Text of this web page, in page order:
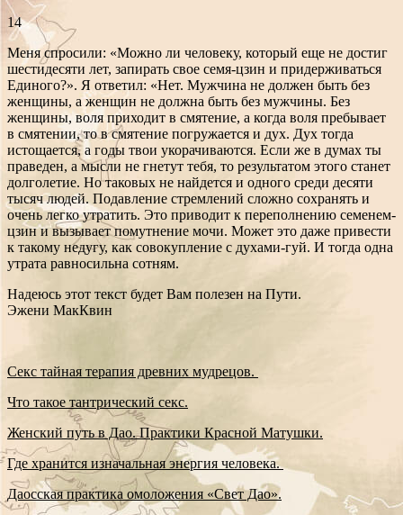
14
Меня спросили: «Можно ли человеку, который еще не достиг
шестидесяти лет, запирать свое семя-цзин и придерживаться
Единого?». Я ответил: «Нет. Мужчина не должен быть без
женщины, а женщин не должна быть без мужчины. Без
женщины, воля приходит в смятение, а когда воля пребывает
в смятении, то в смятение погружается и дух. Дух тогда
истощается, а годы твои укорачиваются. Если же в думах ты
праведен, а мысли не гнетут тебя, то результатом этого станет
долголетие. Но таковых не найдется и одного среди десяти
тысяч людей. Подавление стремлений сложно сохранять и
очень легко утратить. Это приводит к переполнению семенем-
цзин и вызывает помутнение мочи. Может это даже привести
к такому недугу, как совокупление с духами-гуй. И тогда одна
утрата равносильна сотням.
Надеюсь этот текст будет Вам полезен на Пути.
Эжени МакКвин
Секс тайная терапия древних мудрецов.
Что такое тантрический секс.
Женский путь в Дао. Практики Красной Матушки.
Где хранится изначальная энергия человека.
Даосская практика омоложения «Свет Дао».